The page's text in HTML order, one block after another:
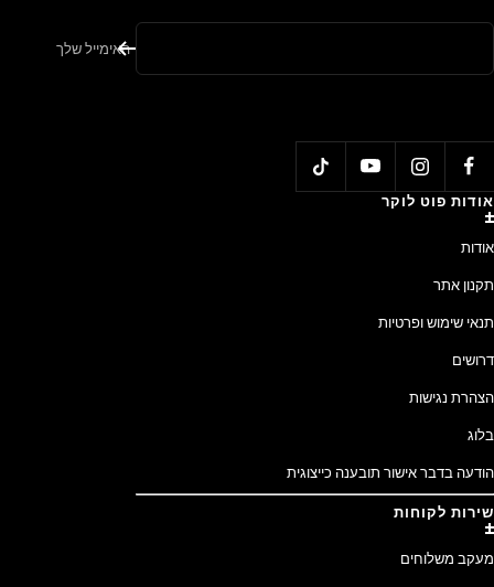
האימייל שלך
אודות פוט לוקר
אודות
תקנון אתר
תנאי שימוש ופרטיות
דרושים
הצהרת נגישות
בלוג
הודעה בדבר אישור תובענה כייצוגית
שירות לקוחות
מעקב משלוחים